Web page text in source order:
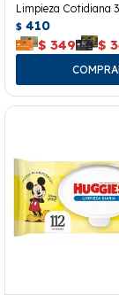
Limpieza Cotidiana
$ 410
$ 349 $